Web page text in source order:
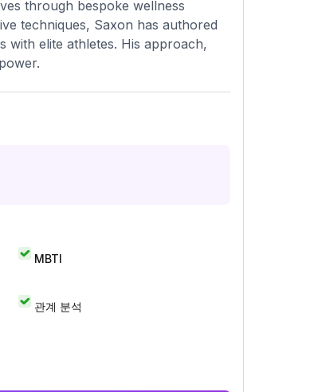
through bespoke wellness
techniques, Saxon has authored
with elite athletes. His approach,
MBTI
관계 분석